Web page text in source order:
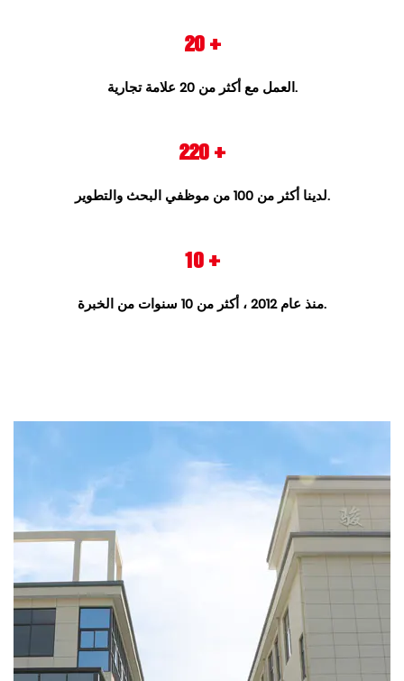
20+
العمل مع أكثر من 20 علامة تجارية.
220+
لدينا أكثر من 100 من موظفي البحث والتطوير.
10+
منذ عام 2012 ، أكثر من 10 سنوات من الخبرة.